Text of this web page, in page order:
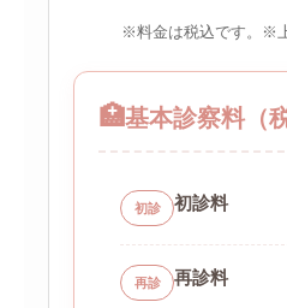
※料金は税込です。※
🏥基本診察料（
初診 初診料
再診 再診料